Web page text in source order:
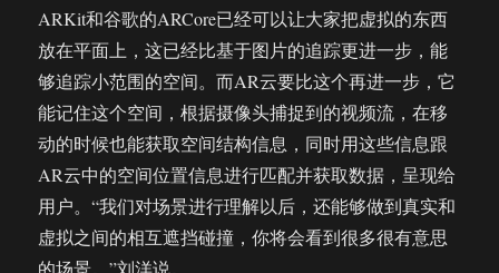
ARKit和谷歌的ARCore已经可以让大家把虚拟的东西
放在平面上，这已经比基于图片的追踪更进一步，能
够追踪小范围的空间。而AR云要比这个再进一步，它
能记住这个空间，根据摄像头捕捉到的视频流，在移
动的时候也能获取空间结构信息，同时用这些信息跟
AR云中的空间位置信息进行匹配并获取数据，呈现给
用户。“我们对场景进行理解以后，还能够做到真实和
虚拟之间的相互遮挡碰撞，你将会看到很多很有意思
的场景。”刘洋说。